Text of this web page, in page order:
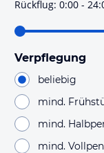
Rückflug: 0:00 -
Verpflegung
beliebig
mind.
mind.
mind.